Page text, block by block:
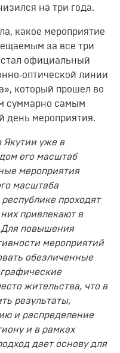
на три года.
какое мероприятие
за все три
официальный
линии
который прошел во
суммарно самым
день мероприятия.
Якутии уже в
его масштаб
мероприятия
масштаба
проходят
привлекают в
Для повышения
мероприятий
обезличенные
жительства, что в
результаты,
и распределение
и в рамках
дает основу для